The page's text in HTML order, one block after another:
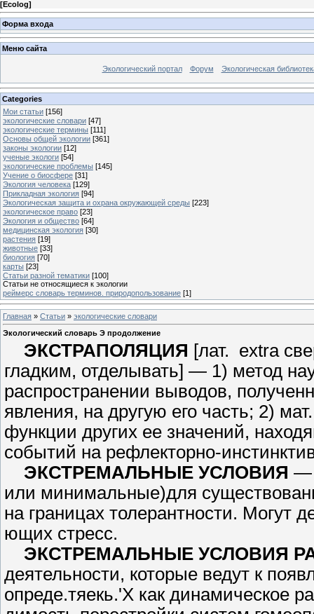
[Ecolog]
Форма входа
Меню сайта
Экологический портал Форум Экологическая
Categories
Мои статьи [156]
экологические словари [47]
экологические термины [111]
Основы общей экологии [361]
законы экологии [12]
ученые экологи [54]
экологические проблемы [145]
Учение о биосфере [31]
Экология человека [129]
Прикладная экология [94]
Экологическая защита и охрана окружающей среды [223]
экологическое право [23]
Экология и общество [64]
медицинская экология [30]
растения [19]
животные [33]
биология [70]
карты [23]
Статьи разной тематики [100]
Статьи не относящиеся к экологии
реймерс словарь терминов. природопользование [1]
Главная » Статьи » экологические словари
Экологический словарь Э продолжение
ЭКСТРАПОЛЯЦИЯ [лат. extra
гладким, отделывать] — 1) метод
распространении выводов,
явления, на другую его часть; 2)
функции других ее значений,
событий на рефлекторно-
ЭКСТРЕМАЛЬНЫЕ УСЛОВИЯ —
или минимальные)для
на границах толерантности. Могут
ющих стресс.
ЭКСТРЕМАЛЬНЫЕ УСЛОВИЯ
деятельности, которые ведут к
опреде.тяекь.'Х как динамическое